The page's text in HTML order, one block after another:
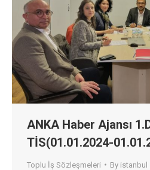
ANKA Haber Ajansı
TİS(01.01.2024-
Toplu İş Sözleşmeleri By istanbul